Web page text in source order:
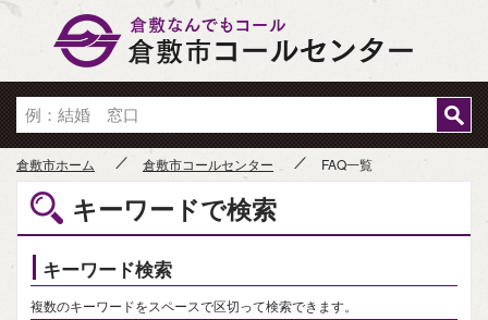
倉敷市ホーム 倉敷市コールセンター FAQ一覧
キーワードで検索
キーワード検索
複数のキーワードをスペースで区切って検索できます。